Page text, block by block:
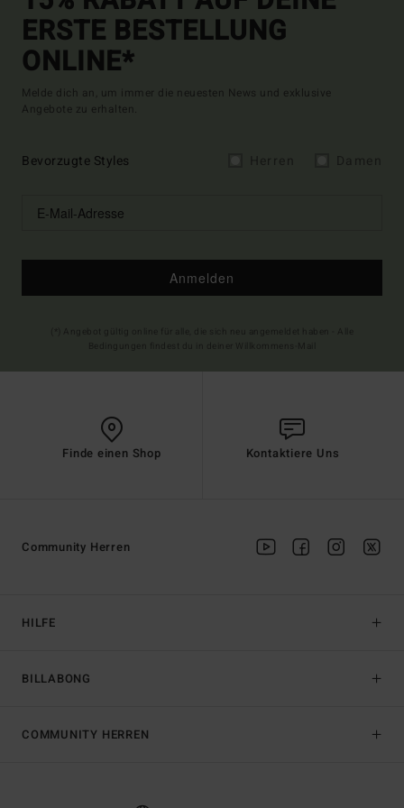
ERSTE BESTELLUNG
ONLINE*
Melde dich an, um immer die neuesten News und exklusive
Angebote zu erhalten.
Bevorzugte Styles
Anmelden
Finde einen Shop Kontaktiere Uns
HILFE
BILLABONG
Community Herren
COMMUNITY HERREN